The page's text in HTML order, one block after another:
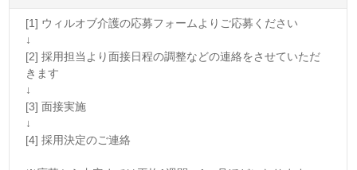
[1] ウィルオブ介護の応募フォームよりご応募ください
↓
[2] 採用担当より面接日程の調整などの連絡をさせていただ
きます
↓
[3] 面接実施
↓
[4] 採用決定のご連絡